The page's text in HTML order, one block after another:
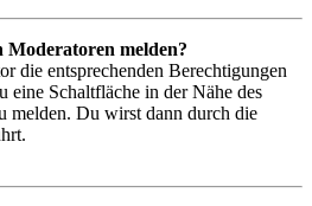
Moderatoren melden?
die entsprechenden Berechtigungen
eine Schaltfläche in der Nähe des
melden. Du wirst dann durch die